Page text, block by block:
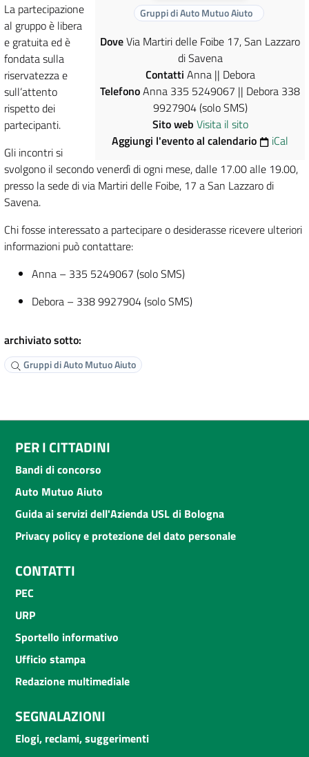
Gruppi di Auto Mutuo Aiuto
DoveVia Martiri delle Foibe 17, San Lazzaro
di Savena
Contatti Anna || Debora
TelefonoAnna 335 5249067 || Debora 338
9927904 (solo SMS)
Sito web Visita il sito
Aggiungi l'evento al calendario
iCal
La partecipazione
al gruppo è libera
e gratuita ed è
fondata sulla
riservatezza e
sull’attento
rispetto dei
partecipanti.
Gli incontri si
svolgono il secondo venerdì di ogni mese, dalle 17.00 alle 19.00,
presso la sede di via Martiri delle Foibe, 17 a San Lazzaro di
Savena.
Chi fosse interessato a partecipare o desiderasse ricevere ulteriori
informazioni può contattare:
Anna – 335 5249067 (solo SMS)
Debora – 338 9927904 (solo SMS)
archiviato sotto:
Gruppi di Auto Mutuo Aiuto
PER I CITTADINI
Bandi di concorso
Auto Mutuo Aiuto
Guida ai servizi dell'Azienda USL di Bologna
Privacy policy e protezione del dato personale
CONTATTI
PEC
URP
Sportello informativo
Ufficio stampa
Redazione multimediale
SEGNALAZIONI
Elogi, reclami, suggerimenti